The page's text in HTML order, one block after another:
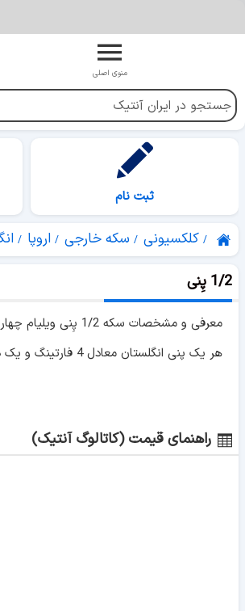
منوی اصلی
ثبت نام
کلکسیونی سکه خارجی اروپا
1/2 پِنی
معرفی و مشخصات سکه 1/2 پِنی ویلیام چهارم (Half Penny) به همراه لیست جداول قیمت های کلکسیونی.
هر یک پنی انگلستان معادل 4 فارتینگ و یک دوازدهم شیلینگ می باشد. این سکه در 1 تیپ به شرح زیر به ضرب رسیده است :
راهنمای قیمت (کاتالوگ آنتیک)